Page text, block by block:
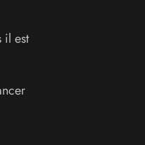
il est